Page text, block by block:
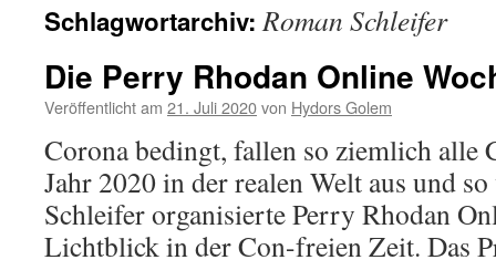
Schlagwortarchiv:Roman Schleifer
Die Perry Rhodan Online
Veröffentlicht am 21. Juli 2020von Hydors Golem
Corona bedingt, fallen so ziemlich alle
Jahr 2020 in der realen Welt aus und
Schleifer organisierte Perry Rhodan
Lichtblick in der Con-freien Zeit. Das